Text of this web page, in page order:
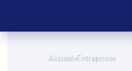
Accueil›Entreprise›